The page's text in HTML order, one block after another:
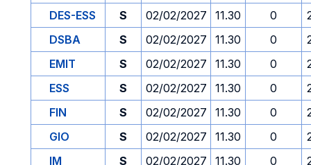
DES-ESS
S 02/02/2027 11.30 0
DSBA
S 02/02/2027 11.30 0
EMIT
S 02/02/2027 11.30 0
ESS
S 02/02/2027 11.30 0
FIN
S 02/02/2027 11.30 0
GIO
S 02/02/2027 11.30 0
IM
S 02/02/2027 11.30 0